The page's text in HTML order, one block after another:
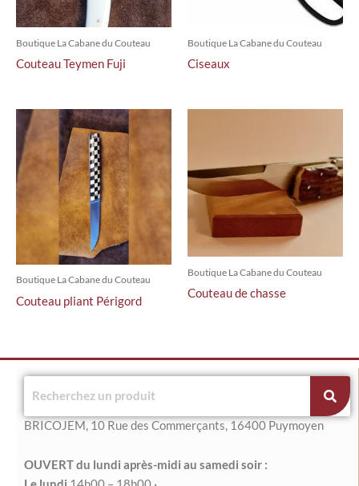
Boutique La Cabane du Couteau
Couteau Teymen Fuji
Boutique La Cabane du Couteau
Ciseaux
Boutique La Cabane du Couteau
Couteau pliant Périgord
Boutique La Cabane du Couteau
Couteau de chasse
BRICOJEM, 10 Rue des Commerçants, 16400 Puymoyen
OUVERT du lundi après-midi au samedi soir :